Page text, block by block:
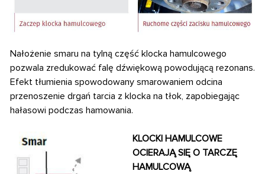
Nałożenie smaru na tylną część klocka hamulcowego
pozwala zredukować falę dźwiękową powodującą rezonans.
Efekt tłumienia spowodowany smarowaniem odcina
przenoszenie drgań tarcia z klocka na tłok, zapobiegając
hałasowi podczas hamowania.
KLOCKI HAMULCOWE
OCIERAJĄSIĘ O TARCZĘ
HAMULCOWĄ